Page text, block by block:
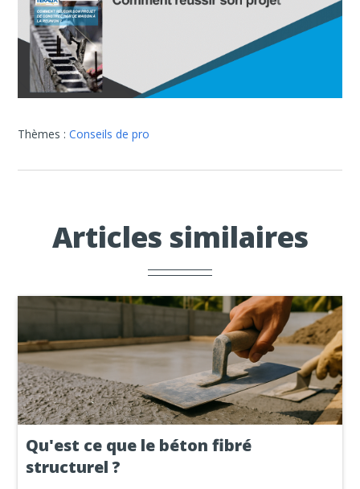
Thèmes :Conseils de pro
Articles similaires
Qu'est ce que le béton fibré
structurel ?